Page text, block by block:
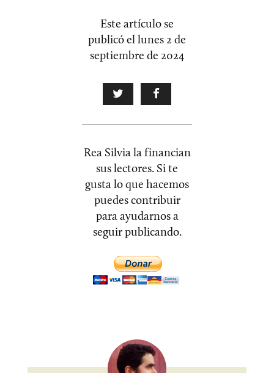
Este artículo se
publicó ellunes 2 de
septiembre de 2024
Rea Silvia la financian
sus lectores. Si te
gusta lo que hacemos
puedes contribuir
para ayudarnos a
seguir publicando.